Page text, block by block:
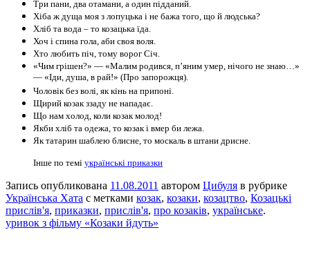
Три пани, два отамани, а один підданий.
Хіба ж дуща моя з лопуцька і не бажа того, що й людська?
Хліб та вода – то козацька їда.
Хоч і спина гола, аби своя воля.
Хто любить піч, тому ворог Січ.
«Чим грішен?» — «Малим родився, п’яним умер, нічого не знаю…»
— «Іди, душа, в рай!» (Про запорожця).
Чоловік без волі, як кінь на припоні.
Щирий козак ззаду не нападає.
Що нам холод, коли козак молод!
Якби хліб та одежа, то козак і вмер би лежа.
Як татарин шаблею блисне, то москаль в штани дрисне.
Інше по темі українські приказки
Запись опубликована 11.08.2011 автором Цибуля в рубрике
Українська Хата с метками козак, козаки, козацтво, Козацькі
прислів'я, приказки, прислів'я, про козаків, українське.
уривок з фільму «Козаки йдуть»